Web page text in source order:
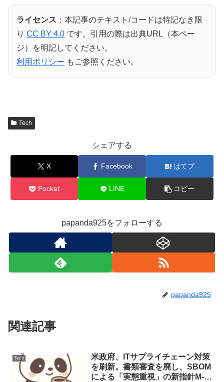
ライセンス ：本記事のテキスト/コードは特記なき限
り CC BY 4.0 です。引用の際は出典URL（本ペー
ジ）を明記してください。
利用ポリシー もご参照ください。
Tech
シェアする
X Facebook はてブ
Pocket LINE コピー
papanda925をフォローする
papanda925
関連記事
Tech
米政府、ITサプライチェーン対策
を刷新。書類審査を廃し、SBOM
による「実態重視」の新指針M-